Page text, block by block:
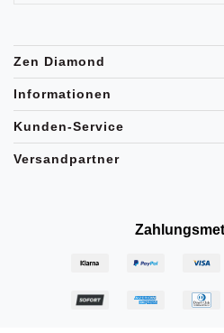
Zen Diamond
Informationen
Kunden-Service
Versandpartner